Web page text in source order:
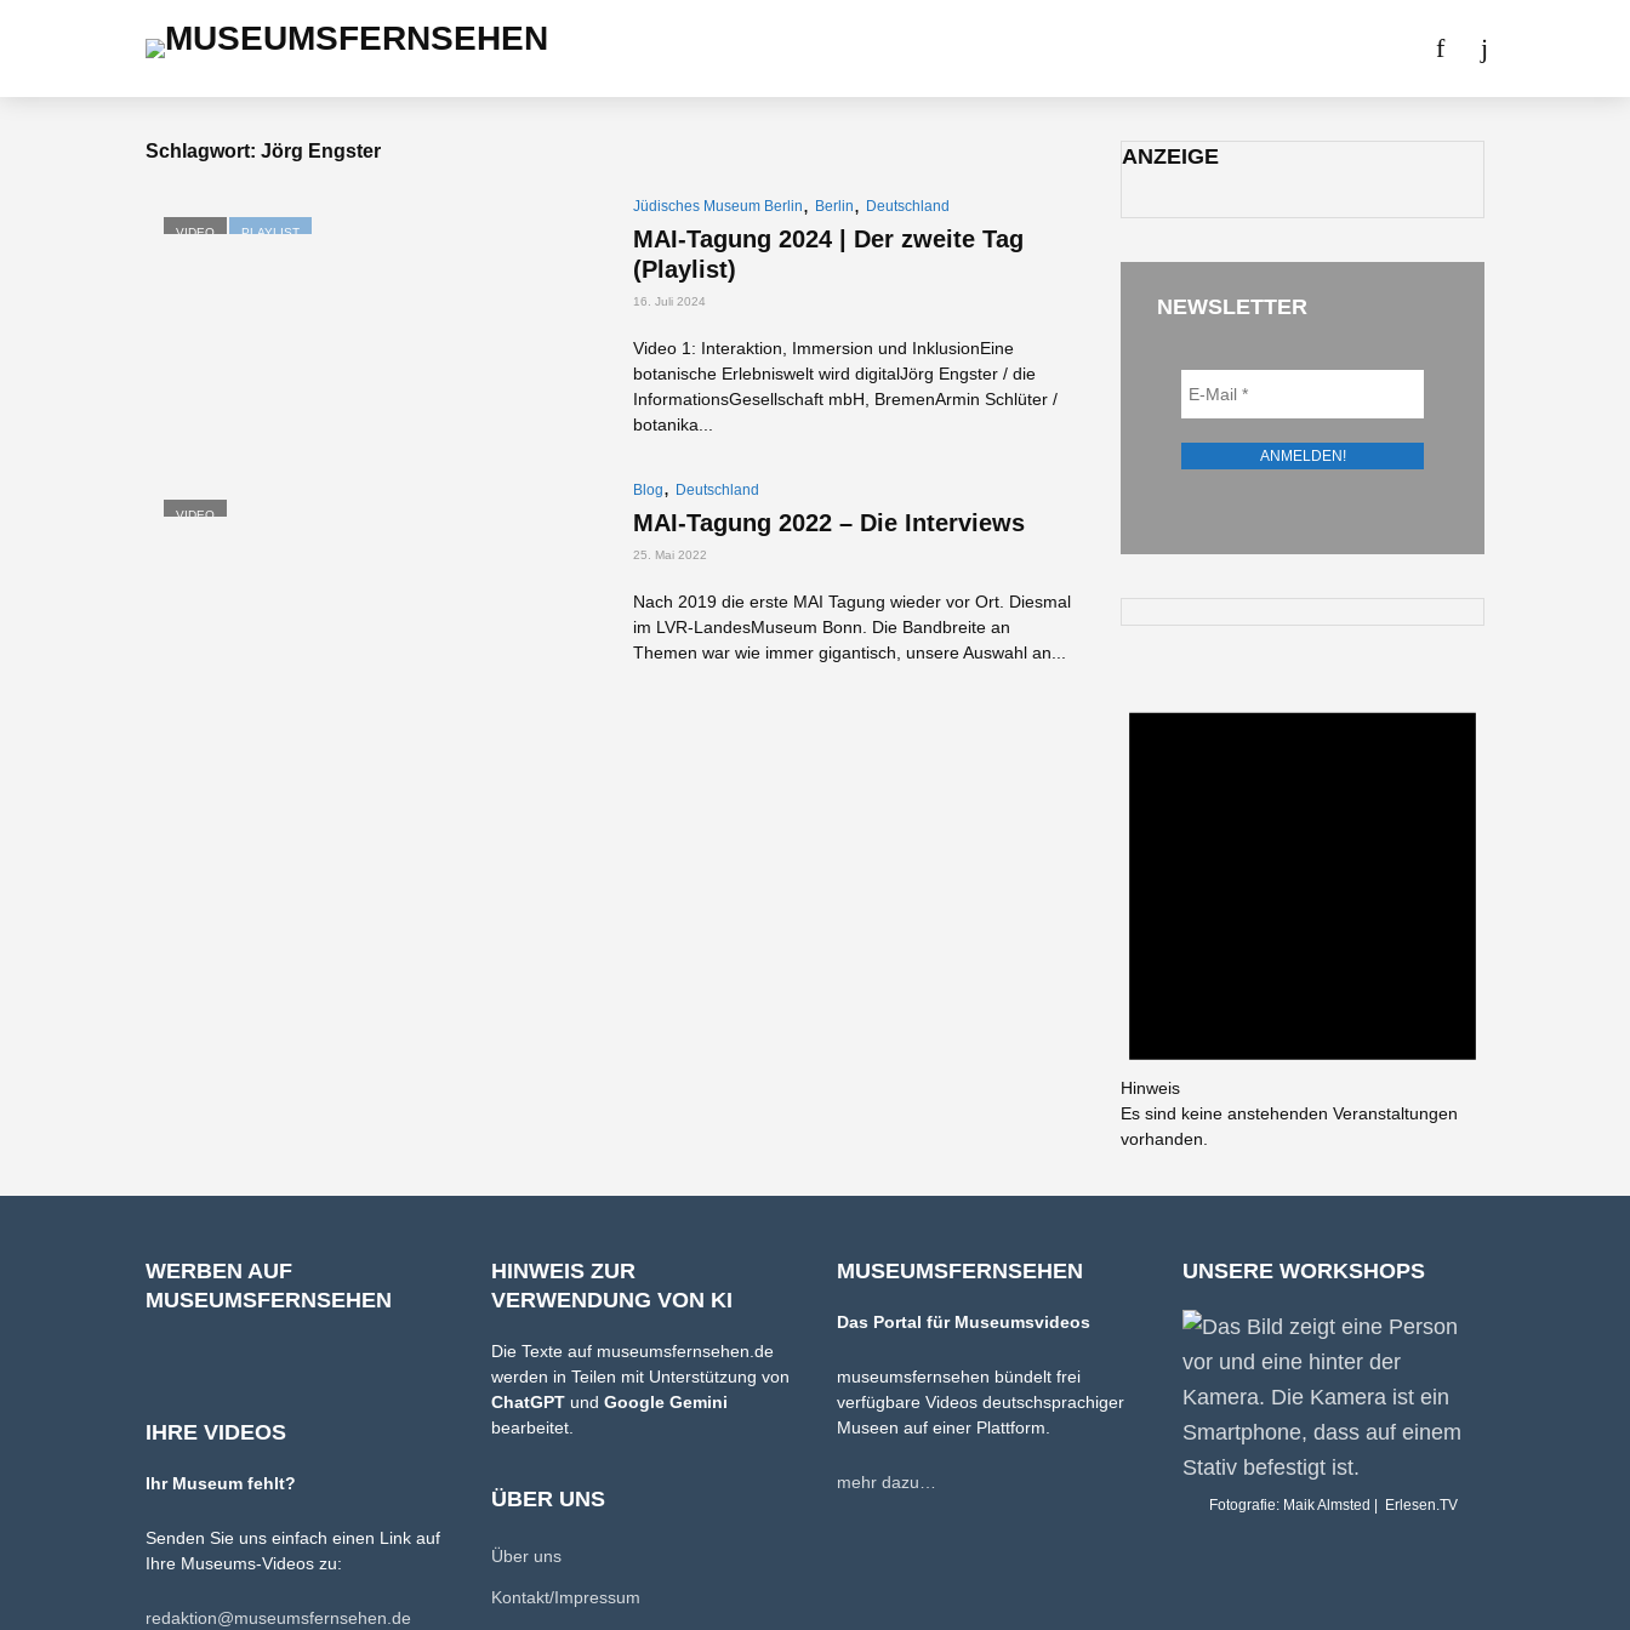
Schlagwort: Jörg Engster
VIDEO PLAYLIST
Jüdisches Museum Berlin, Berlin, Deutschland
MAI-Tagung 2024 | Der zweite Tag
(Playlist)
16. Juli 2024
Video 1: Interaktion, Immersion und InklusionEine
botanische Erlebniswelt wird digitalJörg Engster / die
InformationsGesellschaft mbH, BremenArmin Schlüter /
botanika...
VIDEO
Blog, Deutschland
MAI-Tagung 2022 – Die Interviews
25. Mai 2022
Nach 2019 die erste MAI Tagung wieder vor Ort. Diesmal
im LVR-LandesMuseum Bonn. Die Bandbreite an
Themen war wie immer gigantisch, unsere Auswahl an...
ANZEIGE
NEWSLETTER
Hinweis
Es sind keine anstehenden Veranstaltungen
vorhanden.
WERBEN AUF
MUSEUMSFERNSEHEN
IHRE VIDEOS
Ihr Museum fehlt?
Senden Sie uns einfach einen Link auf
Ihre Museums-Videos zu:
redaktion@museumsfernsehen.de
HINWEIS ZUR
VERWENDUNG VON KI
Die Texte auf museumsfernsehen.de
werden in Teilen mit Unterstützung von
ChatGPT und Google Gemini
bearbeitet.
ÜBER UNS
Über uns
Kontakt/Impressum
MUSEUMSFERNSEHEN
Das Portal für Museumsvideos
museumsfernsehen bündelt frei
verfügbare Videos deutschsprachiger
Museen auf einer Plattform.
mehr dazu…
UNSERE WORKSHOPS
Fotografie: Maik Almsted | Erlesen.TV